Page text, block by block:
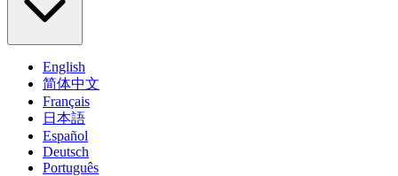
English
简体中文
Français
日本語
Español
Deutsch
Português